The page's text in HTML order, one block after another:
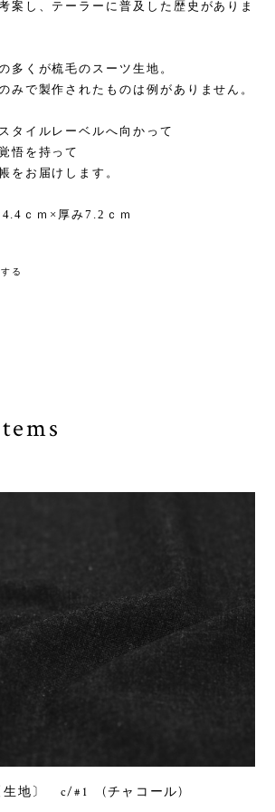
案し、テーラーに普及した歴史がありま
多くが梳毛のスーツ生地。
みで製作されたものは例がありません。
タイルレーベルへ向かって
悟を持って
をお届けします。
ｃｍ×厚み7.2ｃｍ
る
生地〕 c/#1 (チャコール)